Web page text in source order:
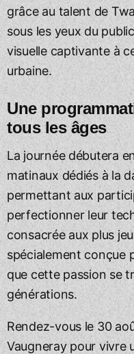
grâce au talent de
sous les yeux du
visuelle captivante à
urbaine.
Une
tous les âges
La journée débutera
matinaux dédiés à la
permettant aux
perfectionner leur
consacrée aux plus
spécialement conçue
que cette passion se
générations.
Rendez-vous le 30
Vaugneray pour vivre